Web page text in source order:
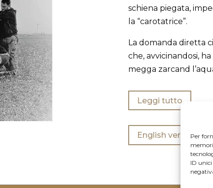
Per
ID
schiena piegata,
la “carotatrice”.
La domanda diretta
che, avvicinandosi,
megga zarcand
Leggi tutto
English version